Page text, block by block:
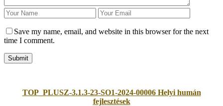
Save my name, email, and website in this browser for the next
time I comment.
TOP_PLUSZ-3.1.3-23-SO1-2024-00006 Helyi humán
fejlesztések